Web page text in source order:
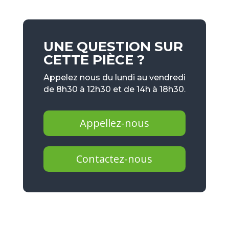
UNE QUESTION SUR
CETTE PIÈCE ?
Appelez nous du lundi au vendredi
de 8h30 à 12h30 et de 14h à 18h30.
Appellez-nous
Contactez-nous